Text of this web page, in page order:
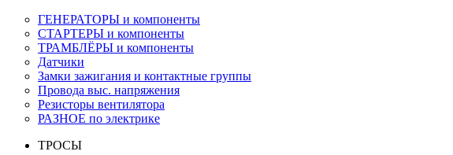
ГЕНЕРАТОРЫ и компоненты
СТАРТЕРЫ и компоненты
ТРАМБЛЁРЫ и компоненты
Датчики
Замки зажигания и контактные группы
Провода выс. напряжения
Резисторы вентилятора
РАЗНОЕ по электрике
ТРОСЫ